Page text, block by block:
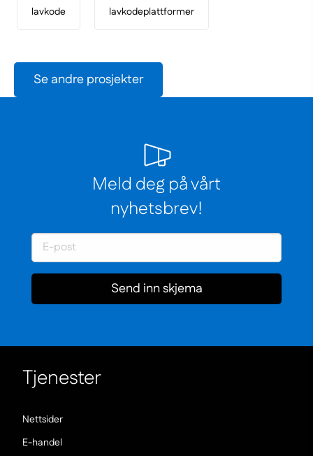
strony)strony)
lavkode lavkodeplattformer
Se andre prosjekter
Meld deg på vårt
nyhetsbrev!
Send inn skjema
Tjenester
Nettsider
E-handel